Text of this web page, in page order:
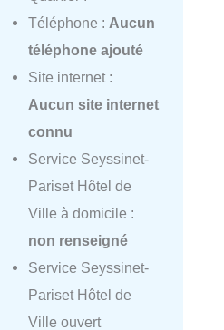
Téléphone : Aucun
téléphone ajouté
Site internet :
Aucun site internet
connu
Service Seyssinet-
Pariset Hôtel de
Ville à domicile :
non renseigné
Service Seyssinet-
Pariset Hôtel de
Ville ouvert